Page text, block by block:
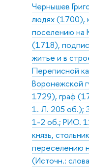
Чернышев
людях (1700),
поселению на
(1718),
житье и в
Переписной
Воронежской
1729), граф
1. Л. 205 об.);
1-2 об.; РИО.
князь,
переселению
(Источн.: